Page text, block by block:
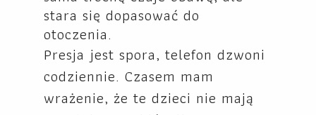
stara się dopasować do
otoczenia.
Presja jest spora, telefon dzwoni
codziennie. Czasem mam
wrażenie, że te dzieci nie mają